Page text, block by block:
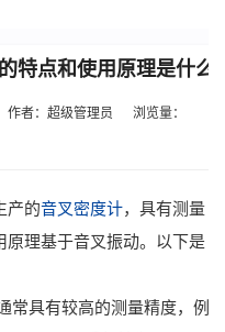
特点和使用原理是什么
作者：超级管理员
浏览量：
产的音叉密度计，具有测量
原理基于音叉振动。以下是
常具有较高的测量精度，例